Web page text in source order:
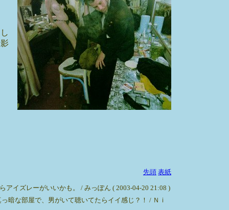
先頭 表紙
イズレーがいいかも。 / みっぽん ( 2003-04-20 21:08 )
暗な部屋で、男がいて聴いてたらイイ感じ？！ / Ｎｉ